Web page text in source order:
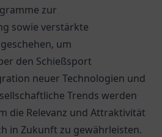
zur
sowie verstärkte
um
den Schießsport
neuer Technologien und
Trends werden
die Relevanz und Attraktivität
in Zukunft zu gewährleisten.